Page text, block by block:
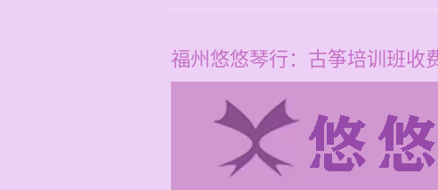
福州悠悠琴行：古筝培训班收